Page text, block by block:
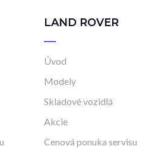
LAND ROVER
Úvod
Modely
Skladové vozidlá
Akcie
Cenová ponuka servisu